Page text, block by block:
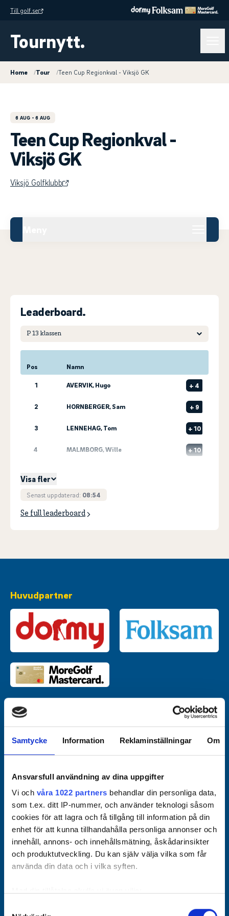
Samtycke Information Reklaminställningar Om
Ansvarsfull användning av dina uppgifter
Vi och våra 1022 partners behandlar din personliga data,
som t.ex. ditt IP-nummer, och använder teknologi såsom
cookies för att lagra och få tillgång till information på din
enhet för att kunna tillhandahålla personliga annonser och
innehåll, annons- och innehållsmätning, åskådarinsikter
och produktutveckling. Du kan själv välja vilka som får
använda din data och i vilka syften.
Till golf.se
Tournytt.
Home /Tour /Teen Cup Regionkval - Viksjö GK
6 AUG - 6 AUG
Teen Cup Regionkval -
Viksjö GK
Viksjö Golfklubb
Leaderboard.
Pos Namn
1 AVERVIK, Hugo + 4
2 HORNBERGER, Sam + 9
3 LENNEHAG, Tom +10
4 MALMBORG, Wille +10
Visa fler
Senast uppdaterad: 08:54
Se full leaderboard
Huvudpartner
Officiella partners